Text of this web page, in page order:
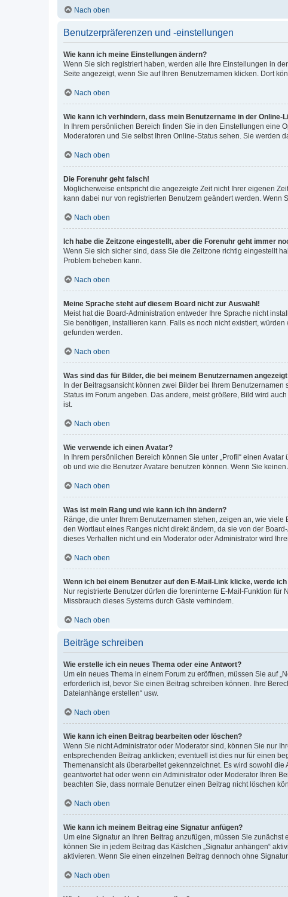
Nach oben
Benutzerpräferenzen und -einstellungen
Wie kann ich meine Einstellungen ändern?
Wenn Sie sich registriert haben, werden alle Ihre Einstellungen in
Seite angezeigt, wenn Sie auf Ihren Benutzernamen klicken. Dort
Nach oben
Wie kann ich verhindern, dass mein Benutzername in der Online-
In Ihrem persönlichen Bereich finden Sie in den Einstellungen eine
Moderatoren und Sie selbst Ihren Online-Status sehen. Sie werden
Nach oben
Die Forenuhr geht falsch!
Möglicherweise entspricht die angezeigte Zeit nicht Ihrer eigenen
kann dabei nur von registrierten Benutzern geändert werden. Wenn
Nach oben
Ich habe die Zeitzone eingestellt, aber die Forenuhr geht immer
Wenn Sie sich sicher sind, dass Sie die Zeitzone richtig eingestellt
Problem beheben kann.
Nach oben
Meine Sprache steht auf diesem Board nicht zur Auswahl!
Meist hat die Board-Administration entweder Ihre Sprache nicht
Sie benötigen, installieren kann. Falls es noch nicht existiert,
gefunden werden.
Nach oben
Was sind das für Bilder, die bei meinem Benutzernamen
In der Beitragsansicht können zwei Bilder bei Ihrem
Status im Forum angeben. Das andere, meist größere, Bild wird
ist.
Nach oben
Wie verwende ich einen Avatar?
In Ihrem persönlichen Bereich können Sie unter „Profil“ einen
ob und wie die Benutzer Avatare benutzen können. Wenn Sie
Nach oben
Was ist mein Rang und wie kann ich ihn ändern?
Ränge, die unter Ihrem Benutzernamen stehen, zeigen an, wie
den Wortlaut eines Ranges nicht direkt ändern, da sie von der
dieses Verhalten nicht und ein Moderator oder Administrator wird
Nach oben
Wenn ich bei einem Benutzer auf den E-Mail-Link klicke, werde
Nur registrierte Benutzer dürfen die foreninterne E-Mail-Funktion
Missbrauch dieses Systems durch Gäste verhindern.
Nach oben
Beiträge schreiben
Wie erstelle ich ein neues Thema oder eine Antwort?
Um ein neues Thema in einem Forum zu eröffnen, müssen Sie auf
erforderlich ist, bevor Sie einen Beitrag schreiben können. Ihre
Dateianhänge erstellen“ usw.
Nach oben
Wie kann ich einen Beitrag bearbeiten oder löschen?
Wenn Sie nicht Administrator oder Moderator sind, können Sie nur
entsprechenden Beitrag anklicken; eventuell ist dies nur für einen
Themenansicht als überarbeitet gekennzeichnet. Es wird sowohl
geantwortet hat oder wenn ein Administrator oder Moderator Ihren
beachten Sie, dass normale Benutzer einen Beitrag nicht löschen
Nach oben
Wie kann ich meinem Beitrag eine Signatur anfügen?
Um eine Signatur an Ihren Beitrag anzufügen, müssen Sie
können Sie in jedem Beitrag das Kästchen „Signatur anhängen“
aktivieren. Wenn Sie einen einzelnen Beitrag dennoch ohne
Nach oben